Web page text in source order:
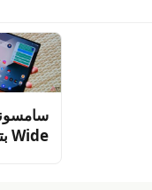
Wide بتغيير جذري في الكاميرات